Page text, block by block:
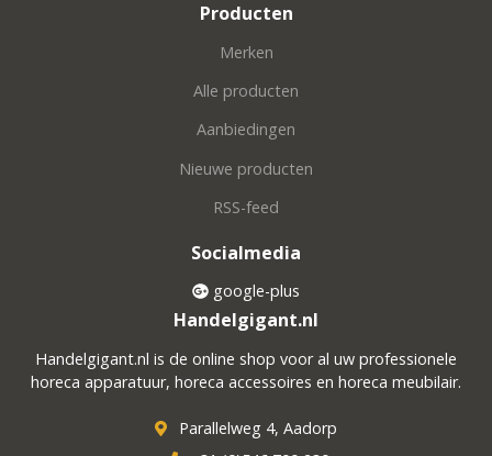
Producten
Merken
Alle producten
Aanbiedingen
Nieuwe producten
RSS-feed
Socialmedia
google-plus
Handelgigant.nl
Handelgigant.nl is de online shop voor al uw professionele
horeca apparatuur, horeca accessoires en horeca meubilair.
Parallelweg 4, Aadorp